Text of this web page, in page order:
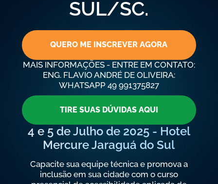
SUL/SC.
QUERO ME INSCREVER AGORA
MAIS INFORMAÇÕES - ENTRE EM CONTATO:
ENG. FLAVIO ANDRÉ DE OLIVEIRA:
WHATSAPP 49 991375827
TIRE SUAS DÚVIDAS AQUI
4 e 5 de Julho de 2025 - Hotel
Mercure Jaraguá do Sul
Capacite sua equipe técnica e promova a
inclusão em sua cidade com o curso